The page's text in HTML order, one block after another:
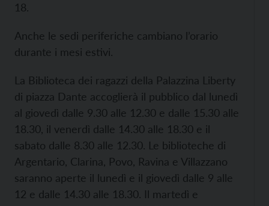
18.
Anche le sedi periferiche cambiano l’orario
durante i mesi estivi.
La Biblioteca dei ragazzi della Palazzina Liberty
di piazza Dante accoglierà il pubblico dal lunedì
al giovedì dalle 9.30 alle 12.30 e dalle 15.30 alle
18.30, il venerdì dalle 14.30 alle 18.30 e il
sabato dalle 8.30 alle 12.30. Le biblioteche di
Argentario, Clarina, Povo, Ravina e Villazzano
saranno aperte il lunedì e il giovedì dalle 9 alle
12 e dalle 14.30 alle 18.30. Il martedì e